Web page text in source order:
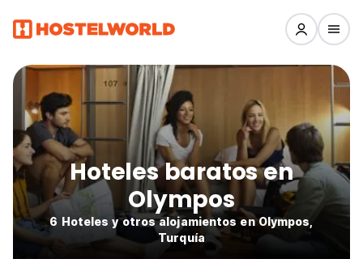
Hoteles baratos en
Olympos
6 Hoteles y otros alojamientos en Olympos,
Turquía